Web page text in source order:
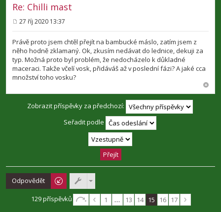
Re: Chilli mast
ř
í
s
p
ě
v
e
k
27 říj 2020 13:37
Právě proto jsem chtěl přejít na bambucké máslo, zatím jsem z
něho hodně zklamaný. Ok, zkusím nedávat do lednice, dekuji za
typ. Možná proto byl problém, že nedocházelo k důkladné
maceraci. Takže včelí vosk, přidáváš až v poslední fázi? A jaké cca
množství toho vosku?
Zobrazit příspěvky za předchozí:
Seřadit podle
Odpovědět
129 příspěvků 1 … 13 14 15 16 17